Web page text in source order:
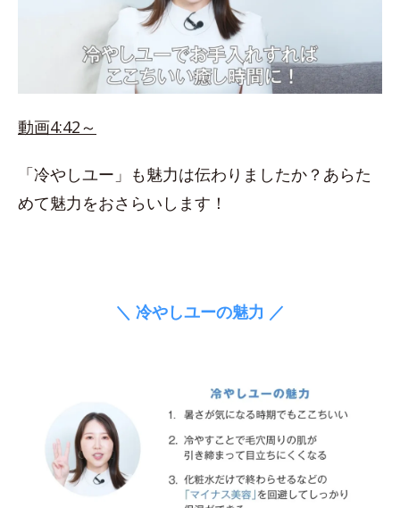
動画4:42～
「冷やしユー」も魅力は伝わりましたか？あらた
めて魅力をおさらいします！
＼ 冷やしユーの魅力 ／